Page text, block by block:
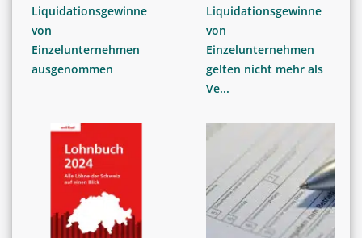
Liquidationsgewinne
von
Einzelunternehmen
ausgenommen
Liquidationsgewinne
von
Einzelunternehmen
gelten nicht mehr als
Ve...